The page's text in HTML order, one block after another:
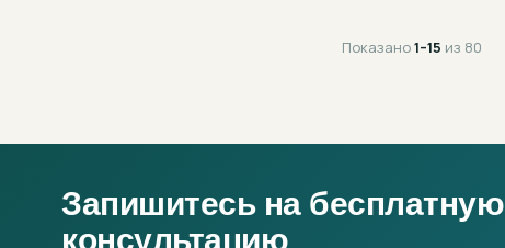
Показано1–15 из 80
Запишитесь на бесплатную
консультацию